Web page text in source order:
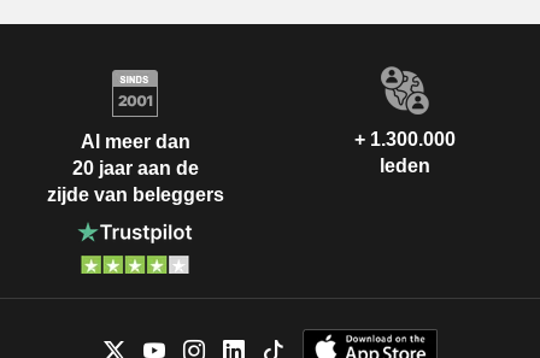
Al meer dan
20 jaar aan de
zijde van beleggers
+ 1.300.000
leden